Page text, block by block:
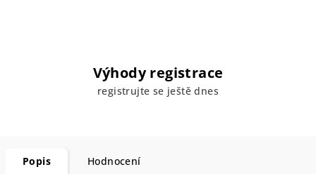
Výhody registrace
registrujte se ještě dnes
Popis Hodnocení